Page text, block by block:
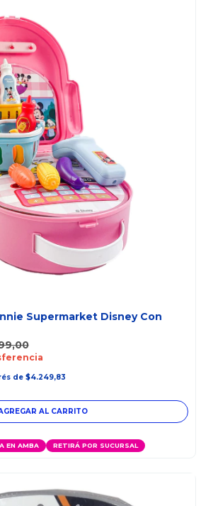
Supermarket Disney Con
de $4.249,83
EN AMBA RETIRÁ POR SUCURSAL